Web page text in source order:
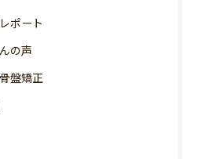
ポート
の声
盤矯正